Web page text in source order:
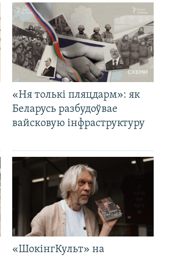
«Ня толькі пляцдарм»: як
Беларусь разбудоўвае
вайсковую інфраструктуру
«ШокінгКульт» на